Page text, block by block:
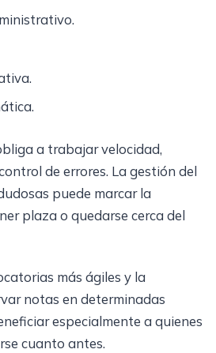
a trabajar velocidad,
de errores. La gestión del
puede marcar la
plaza o quedarse cerca del
más ágiles y la
notas en determinadas
especialmente a quienes
cuanto antes.